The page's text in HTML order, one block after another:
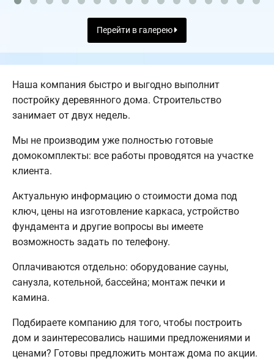
Перейти в галерею
Наша компания быстро и выгодно выполнит
постройку деревянного дома. Строительство
занимает от двух недель.
Мы не производим уже полностью готовые
домокомплекты: все работы проводятся на участке
клиента.
Актуальную информацию о стоимости дома под
ключ, цены на изготовление каркаса, устройство
фундамента и другие вопросы вы имеете
возможность задать по телефону.
Оплачиваются отдельно: оборудование сауны,
санузла, котельной, бассейна; монтаж печки и
камина.
Подбираете компанию для того, чтобы построить
дом и заинтересовались нашими предложениями и
ценами? Готовы предложить монтаж дома по акции.